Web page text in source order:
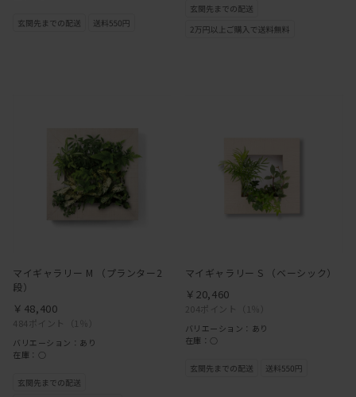
マイギャラリー M （プランター2
段）
484ポイント （1％）
￥48,400
バリエーション：あり
在庫：○
マイギャラリー S （ベーシック）
204ポイント （1％）
￥20,460
バリエーション：あり
在庫：○